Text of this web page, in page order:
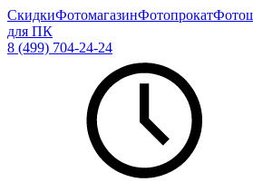
СкидкиФотомагазинФотопрокат
для ПК
8 (499) 704-24-24